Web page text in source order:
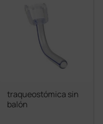
traqueostómica sin
balón